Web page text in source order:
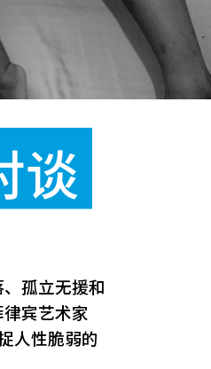
谈
孤立无援和
宾艺术家
人性脆弱的